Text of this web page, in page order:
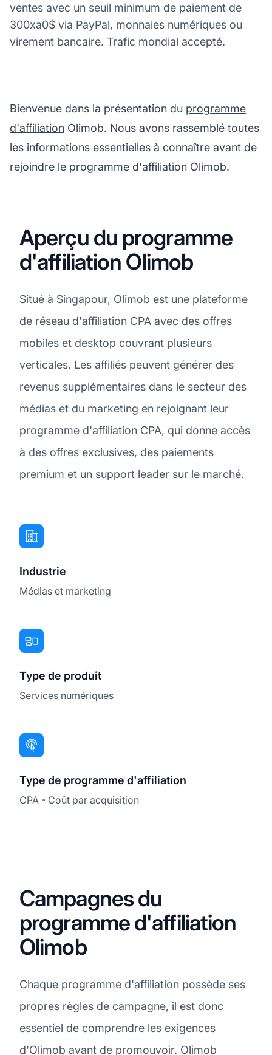
ventes avec un seuil minimum de paiement de
300xa0$ via PayPal, monnaies numériques ou
virement bancaire. Trafic mondial accepté.
Bienvenue dans la présentation du programme
d'affiliation Olimob. Nous avons rassemblé toutes
les informations essentielles à connaître avant de
rejoindre le programme d'affiliation Olimob.
Aperçu du programme
d'affiliation Olimob
Situé à Singapour, Olimob est une plateforme
de réseau d'affiliation CPA avec des offres
mobiles et desktop couvrant plusieurs
verticales. Les affiliés peuvent générer des
revenus supplémentaires dans le secteur des
médias et du marketing en rejoignant leur
programme d'affiliation CPA, qui donne accès
à des offres exclusives, des paiements
premium et un support leader sur le marché.
Industrie
Médias et marketing
Type de produit
Services numériques
Type de programme d'affiliation
CPA - Coût par acquisition
Campagnes du
programme d'affiliation
Olimob
Chaque programme d'affiliation possède ses
propres règles de campagne, il est donc
essentiel de comprendre les exigences
d'Olimob avant de promouvoir. Olimob